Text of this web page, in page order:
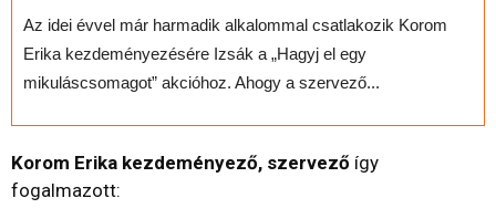
Az idei évvel már harmadik alkalommal csatlakozik Korom
Erika kezdeményezésére Izsák a „Hagyj el egy
mikuláscsomagot” akcióhoz. Ahogy a szervező...
Korom Erika kezdeményező, szervező így
fogalmazott: